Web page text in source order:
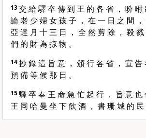
13交 給 驛 卒 傳 到 王 的 各 省 ， 吩 咐
論 老 少 婦 女 孩 子 ， 在 一 日 之 間
亞 達 月 十 三 日 ， 全 然 剪 除 ， 殺
們 的 財 為 掠 物 。
14抄 錄 這 旨 意 ， 頒 行 各 省 ， 宣 告
預 備 等 候 那 日 。
15驛 卒 奉 王 命 急 忙 起 行 ， 旨 意 也
王 同 哈 曼 坐 下 飲 酒 ， 書 珊 城 的 民